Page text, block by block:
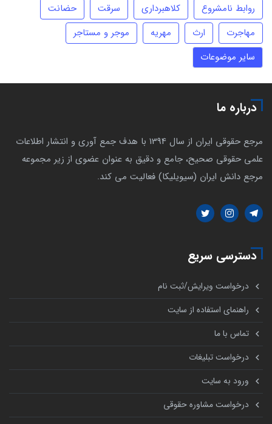
روابط نامشروع
کلاهبرداری سرقت
حضانت
مهاجرت
ارث مهریه
موجر و مستاجر
سایر موضوعات
درباره ما
مرجع حقوقی ایران از سال 1394 با هدف جمع آوری و انتشار اطلاعات
علمی حقوقی صحیح، جامع و دقیق به عنوان عضوی از زیر مجموعه
مرجع دانش ایران (سیویلیکا) فعالیت می کند.
دسترسی سریع
درخواست ویرایش/ثبت نام
راهنمای استفاده از سایت
تماس با ما
درخواست تبلیغات
ورود به سایت
درخواست مشاوره حقوقی